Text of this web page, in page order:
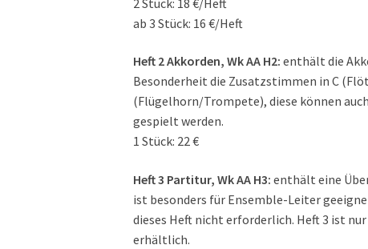
ab 3 Stück: 16 €/Heft
Heft 2 Akkorden, Wk AA H2: enthält die
Besonderheit die Zusatzstimmen in C
(Flügelhorn/Trompete), diese können
gespielt werden.
1 Stück: 22 €
Heft 3 Partitur, Wk AA H3: enthält eine
ist besonders für Ensemble-Leiter
dieses Heft nicht erforderlich. Heft 3 ist
erhältlich.